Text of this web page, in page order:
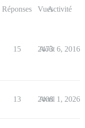
Réponses VuesActivité
15 2473
Août 6, 2016
13 2408
Avril 1, 2026